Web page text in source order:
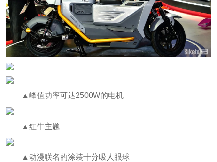
▲峰值功率可达2500W的电机
▲红牛主题
▲动漫联名的涂装十分吸人眼球